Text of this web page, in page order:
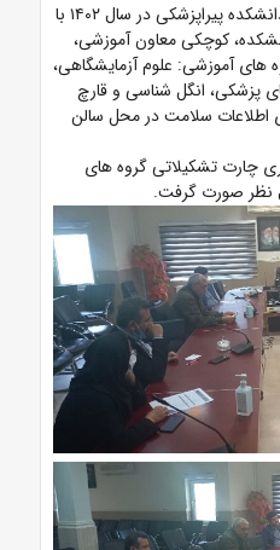
اولین جلسه شورای اداری دانشکده پیراپزشکی در سال ۱۴۰۲ با
کوچکی معاون آموزشی،
های آموزشی: علوم آزمایشگاهی،
پزشکی، انگل شناسی و قارچ
اطلاعات سلامت در محل سالن
چارت تشکیلاتی گروه های
نظر صورت گرفت.